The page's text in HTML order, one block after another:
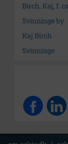
Birch, Kaj, f.
Svinninge by
Kaj Birch
Svinninge